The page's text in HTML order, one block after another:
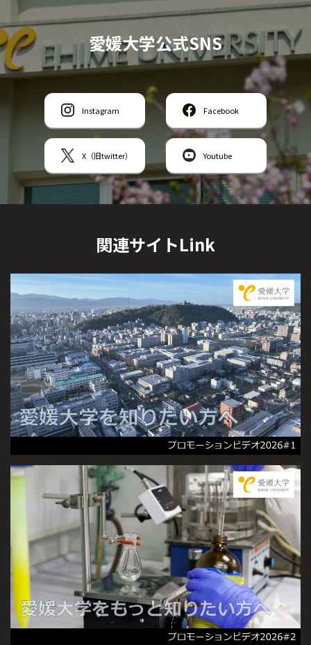
愛媛大学公式SNS
Instagram Facebook
X（旧twitter） Youtube
関連サイトLink